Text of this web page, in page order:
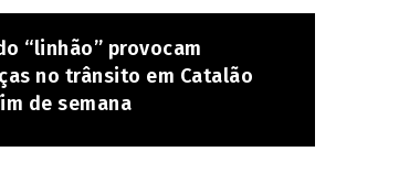
“linhão” provocam
no trânsito em Catalão
de semana